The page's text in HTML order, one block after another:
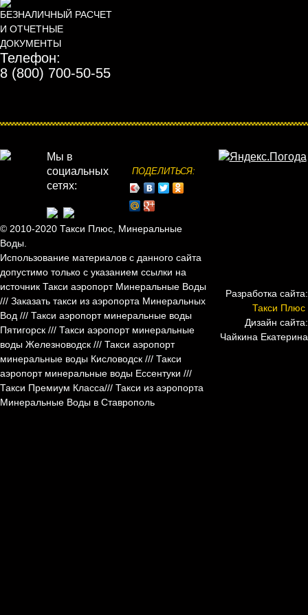
БЕЗНАЛИЧНЫЙ РАСЧЕТ
И ОТЧЕТНЫЕ
ДОКУМЕНТЫ
Телефон:
8 (800) 700-50-55
Мы в
социальных
сетях:
ПОДЕЛИТЬСЯ:
© 2010-2020 Такси Плюс, Минеральные
Воды.
Использование материалов с данного сайта
допустимо только с указанием ссылки на
источник Такси аэропорт Минеральные Воды
/// Заказать такси из аэропорта Минеральных
Вод /// Такси аэропорт минеральные воды
Пятигорск /// Такси аэропорт минеральные
воды Железноводск /// Такси аэропорт
минеральные воды Кисловодск /// Такси
аэропорт минеральные воды Ессентуки ///
Такси Премиум Класса/// Такси из аэропорта
Минеральные Воды в Ставрополь
Разработка сайта:
Такси Плюс
Дизайн сайта:
Чайкина Екатерина